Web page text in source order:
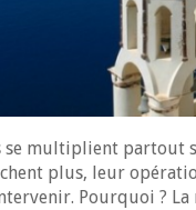
multiplient partout
plus, leur
Pourquoi ?